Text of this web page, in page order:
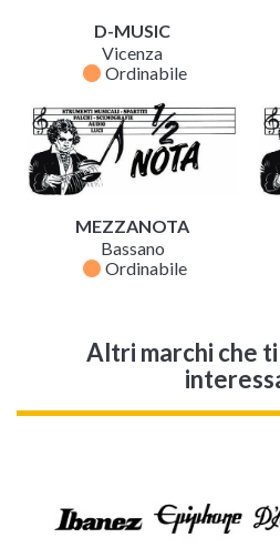
D-MUSIC
Vicenza
fiber_manual_record Ordinabile
MEZZANOTA
Bassano
fiber_manual_record Ordinabile
Altri marchi che